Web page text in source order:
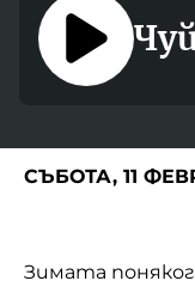
От соул до
Междучасие
Къщата
БНР
БНР
Архивен
СЪБОТА, 11
Зимата